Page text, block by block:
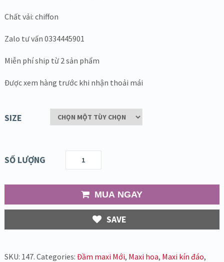
Chất vải: chiffon
Zalo tư vấn 0334445901
Miễn phí ship từ 2 sản phẩm
Được xem hàng trước khi nhận thoải mái
SIZE
SỐ LƯỢNG
MUA NGAY
SAVE
SKU: 147. Categories: Đầm maxi Mới, Maxi hoa, Maxi kín đáo,